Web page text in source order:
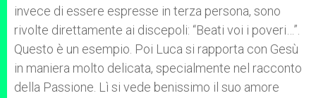
invece di essere espresse in terza persona, sono
rivolte direttamente ai discepoli: “Beati voi i poveri…”.
Questo è un esempio. Poi Luca si rapporta con Gesù
in maniera molto delicata, specialmente nel racconto
della Passione. Lì si vede benissimo il suo amore